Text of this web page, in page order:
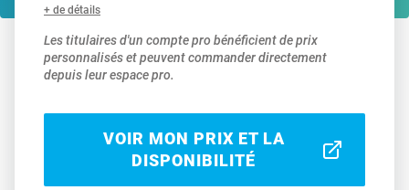
+ de détails
Les titulaires d'un compte pro bénéficient de prix
personnalisés et peuvent commander directement
depuis leur espace pro.
VOIR MON PRIX ET LA
DISPONIBILITÉ